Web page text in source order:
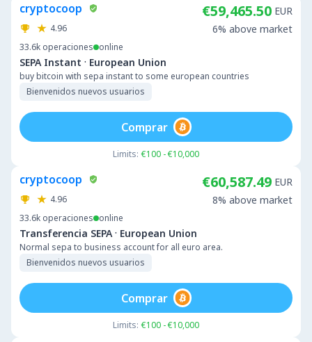
cryptocoop
4.96
33.6k operaciones online
SEPA Instant · European Union
buy bitcoin with sepa instant to some european countries
Bienvenidos nuevos usuarios
€59,465.50 EUR
6% above market
Limits: €100 - €10,000
Comprar
cryptocoop
4.96
33.6k operaciones online
Transferencia SEPA · European Union
Normal sepa to business account for all euro area.
Bienvenidos nuevos usuarios
€60,587.49 EUR
8% above market
Limits: €100 - €10,000
Comprar